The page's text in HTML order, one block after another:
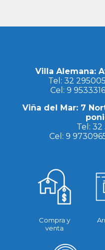
Villa Alemana:
Tel: 32
Cel: 9
Viña del Mar: 7
Tel:32
Cel:9
Compra y
venta